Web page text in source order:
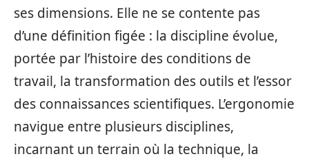
ses dimensions. Elle ne se contente pas
d’une définition figée : la discipline évolue,
portée par l’histoire des conditions de
travail, la transformation des outils et l’essor
des connaissances scientifiques. L’ergonomie
navigue entre plusieurs disciplines,
incarnant un terrain où la technique, la